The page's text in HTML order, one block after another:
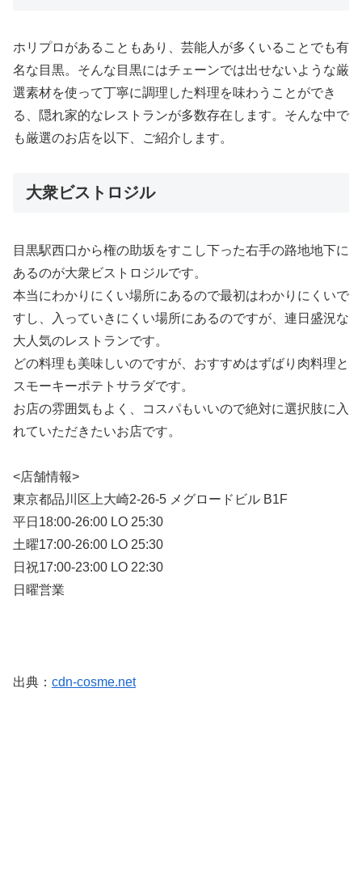
ホリプロがあることもあり、芸能人が多くいることでも有
名な目黒。そんな目黒にはチェーンでは出せないような厳
選素材を使って丁寧に調理した料理を味わうことができ
る、隠れ家的なレストランが多数存在します。そんな中で
も厳選のお店を以下、ご紹介します。
大衆ビストロジル
目黒駅西口から権の助坂をすこし下った右手の路地地下に
あるのが大衆ビストロジルです。
本当にわかりにくい場所にあるので最初はわかりにくいで
すし、入っていきにくい場所にあるのですが、連日盛況な
大人気のレストランです。
どの料理も美味しいのですが、おすすめはずばり肉料理と
スモーキーポテトサラダです。
お店の雰囲気もよく、コスパもいいので絶対に選択肢に入
れていただきたいお店です。
<店舗情報>
東京都品川区上大崎2-26-5 メグロードビル B1F
平日18:00-26:00 LO 25:30
土曜17:00-26:00 LO 25:30
日祝17:00-23:00 LO 22:30
日曜営業
出典： cdn-cosme.net